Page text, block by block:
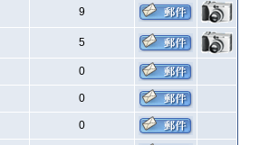
9
5
0
0
0